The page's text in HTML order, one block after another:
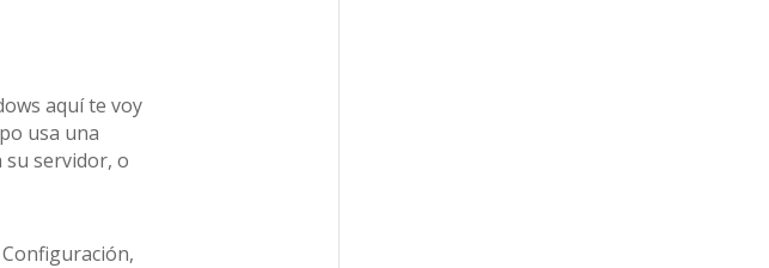
aquí te voy
usa una
su servidor, o